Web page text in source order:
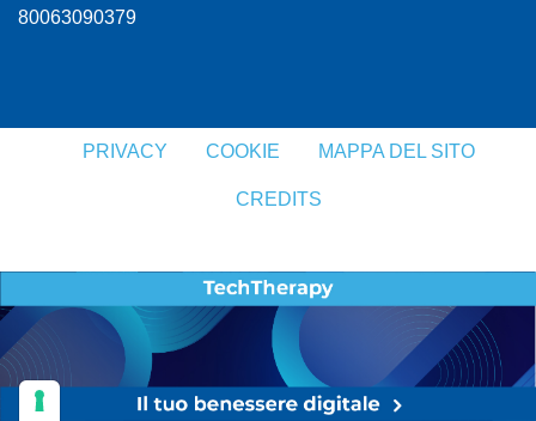
80063090379
PRIVACY COOKIE MAPPA DEL SITO
CREDITS